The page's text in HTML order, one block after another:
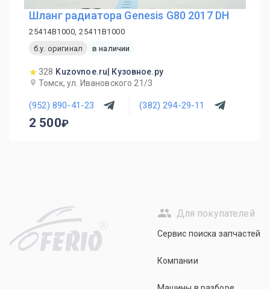
Шланг радиатора Genesis G80 2017 DH
25414B1000, 25411B1000
б.у. оригинал
в наличии
328 Kuzovnoe.ru| Кузовное.ру
Томск, ул. Ивановского 21/3
(952) 890-41-23 (382) 294-29-11
2 500
R
Для покупателей
Сервис поиска запчастей
Компании